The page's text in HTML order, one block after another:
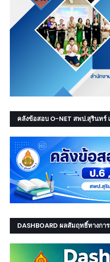
คลังข้อสอบ O-NET สพป.สุรินทร์
DASHBOARD ผลสัมฤทธิ์ทางกา